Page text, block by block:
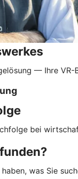
— Ihre
bei
was Sie